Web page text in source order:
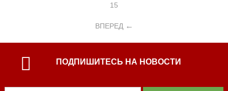
15
ВПЕРЕД
ПОДПИШИТЕСЬ НА НОВОСТИ